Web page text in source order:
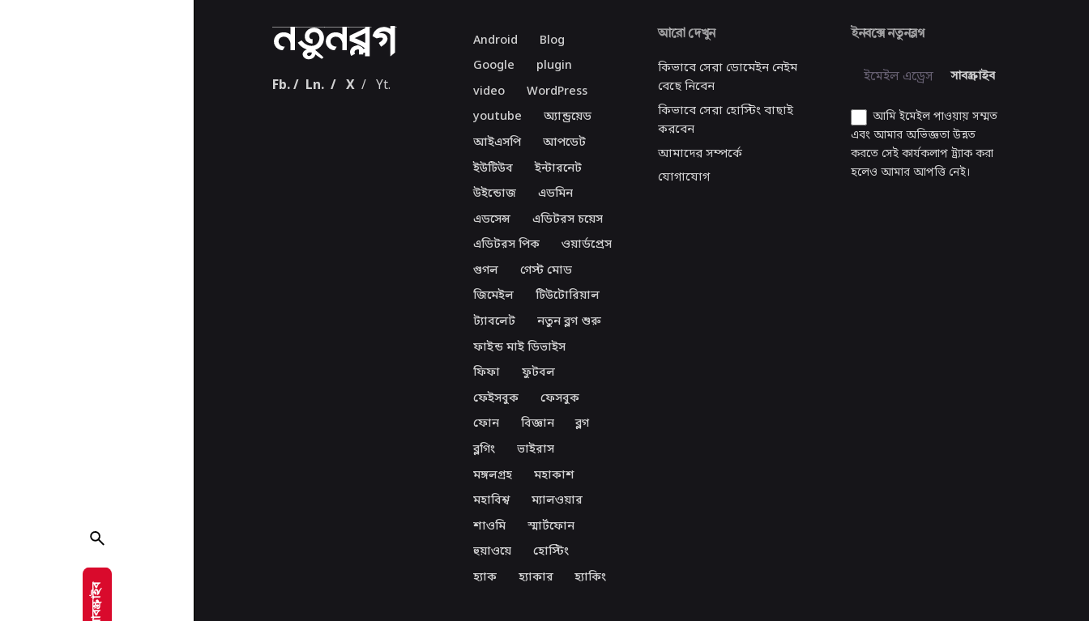
সাবস্ক্রাইব
Fb./ Ln./ X/ Yt.
Android
Blog
Google
plugin
video
WordPress
youtube
অ্যান্ড্রয়েড
আইএসপি
আপডেট
ইউটিউব
ইন্টারনেট
উইন্ডোজ
এডমিন
এডসেন্স
এডিটরস চয়েস
এডিটরস পিক
ওয়ার্ডপ্রেস
গুগল
গেস্ট মোড
জিমেইল
টিউটোরিয়াল
ট্যাবলেট
নতুন ব্লগ শুরু
ফাইন্ড মাই ডিভাইস
ফিফা
ফুটবল
ফেইসবুক
ফেসবুক
ফোন
বিজ্ঞান
ব্লগ
ব্লগিং
ভাইরাস
মঙ্গলগ্রহ
মহাকাশ
মহাবিশ্ব
ম্যালওয়ার
শাওমি
স্মার্টফোন
হুয়াওয়ে
হোস্টিং
হ্যাক
হ্যাকার হ্যাকিং
আরো দেখুন
কিভাবে সেরা ডোমেইন নেইম
বেছে নিবেন
কিভাবে সেরা হোস্টিং বাছাই
করবেন
আমাদের সম্পর্কে
যোগাযোগ
ইনবক্সে নতুনব্লগ
সাবস্ক্রাইব
আমি ইমেইল পাওয়ায় সম্মত
এবং আমার অভিজ্ঞতা উন্নত
করতে সেই কার্যকলাপ ট্র্যাক করা
হলেও আমার আপত্তি নেই।